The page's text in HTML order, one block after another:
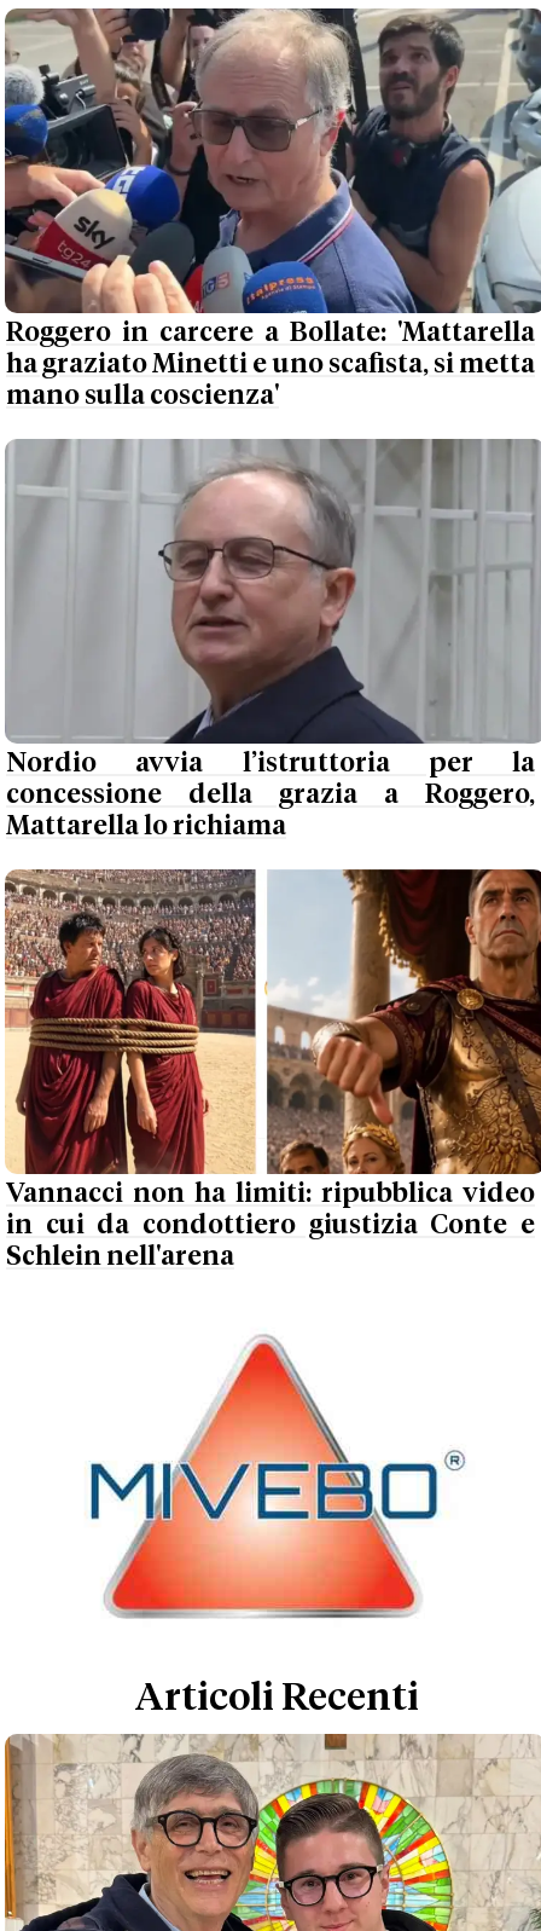
Roggero in carcere a Bollate: 'Mattarella
ha graziato Minetti e uno scafista, si metta
mano sulla coscienza'
Nordio avvia l’istruttoria per la
concessione della grazia a Roggero,
Mattarella lo richiama
Vannacci non ha limiti: ripubblica video
in cui da condottiero giustizia Conte e
Schlein nell'arena
Articoli Recenti